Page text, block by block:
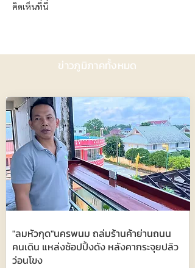
คิดเห็นที่นี่
ข่าวภูมิภาคทั้งหมด
"ลมหัวกุด"นครพนม ถล่มร้านค้าย่านถนน
คนเดิน แหล่งช้อปปิ้งดัง หลังคากระจุยปลิว
ว่อนโขง